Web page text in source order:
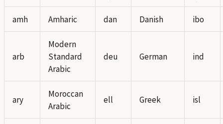
amh Amharic dan Danish ibo
arb
Modern
Standard
Arabic
deu German ind
ary
Moroccan
Arabic
ell Greek isl